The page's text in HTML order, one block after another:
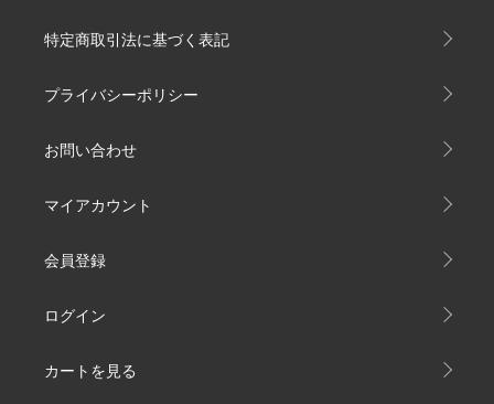
特定商取引法に基づく表記
プライバシーポリシー
お問い合わせ
マイアカウント
会員登録
ログイン
カートを見る